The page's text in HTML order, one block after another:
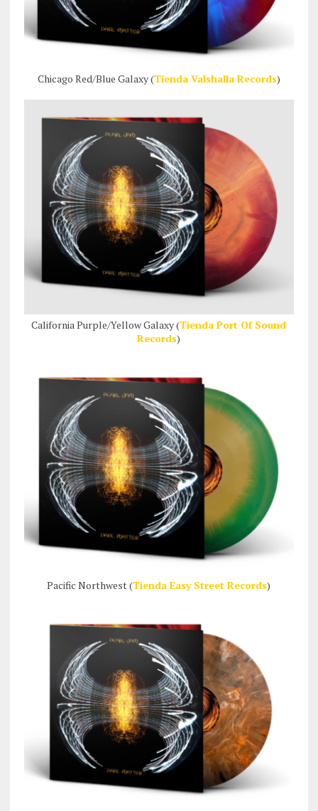
Chicago Red/Blue Galaxy (Tienda Valshalla Records)
California Purple/Yellow Galaxy (Tienda Port Of Sound
Records)
Pacific Northwest (Tienda Easy Street Records)